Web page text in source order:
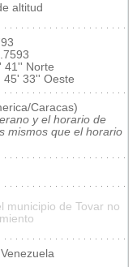
altitud
41'' Norte
45' 33'' Oeste
Caracas)
y el horario de
mismos que el horario
municipio de Tovar no